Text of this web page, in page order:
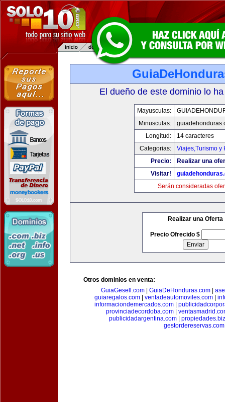
El dueño de este dominio lo
Mayusculas:
Minusculas:
Longitud:
14 caracteres
Categorias:
Viajes,Turismo y
Precio:
Realizar una
Visitar!
Serán consideradas
Realizar una Oferta
Precio Ofrecido $
Otros dominios en venta:
GuiaGesell.com
GuiaDeHonduras.com
guiaregalos.com| ventadeautomoviles.com|
informaciondemercados.com|
provinciadecordoba.com
publicidadargentina.com| propiedades.biz
gestordereservas.com